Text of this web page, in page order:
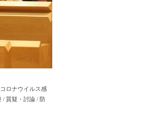
ロナウイルス感
/質疑・討論 /防